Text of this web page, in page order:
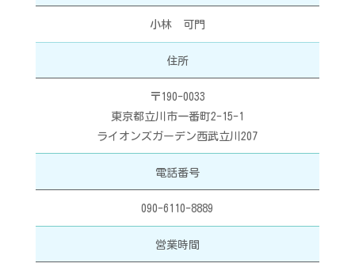
小林 可門
住所
〒190-0033
東京都立川市一番町2-15-1
ライオンズガーデン西武立川207
電話番号
090-6110-8889
営業時間